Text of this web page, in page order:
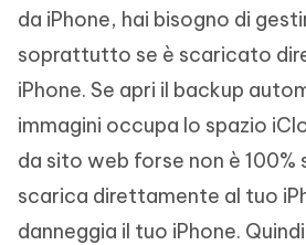
da iPhone, hai bisogno di
soprattutto se è scaricato
iPhone. Se apri il backup
immagini occupa lo spazio
da sito web forse non è 100%
scarica direttamente al tuo
danneggia il tuo iPhone.